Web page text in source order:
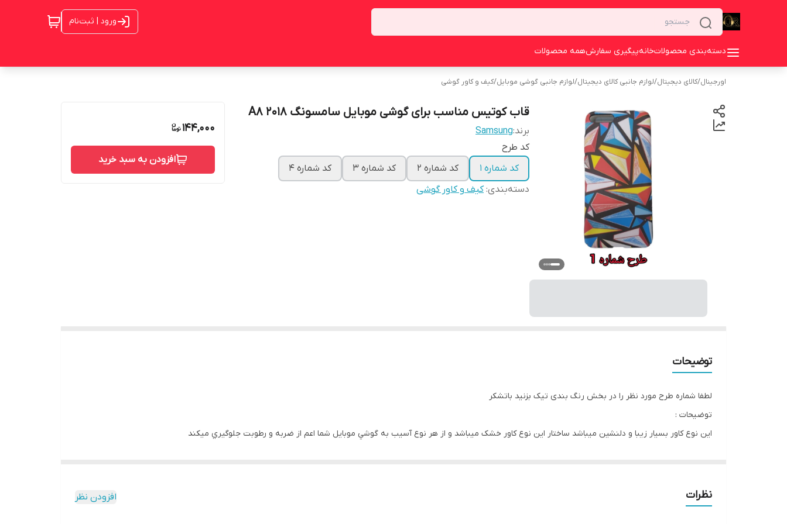
ورود | ثبت‌نام
دسته‌بندی محصولاتخانهپیگیری سفارشهمه محصولات
اورجینال/کالای دیجیتال/لوازم جانبی کالای دیجیتال/لوازم جانبی گوشی موبایل/کیف و کاور گوشی
قاب کوتیس مناسب برای گوشی موبایل سامسونگ A8 2018
برند:Samsung
کد طرح
کد شماره 1
کد شماره 2 کد شماره 3
کد شماره 4
دسته‌بندی:کیف و کاور گوشی
144,000
افزودن به سبد خرید
توضیحات
لطفا شماره طرح مورد نظر را در بخش رنگ بندی تیک بزنید باتشکر
توضیحات :
اين نوع کاور بسيار زيبا و دلنشين ميباشد ساختار اين نوع کاور خشک ميباشد و از هر نوع آسيب به گوشي موبايل شما اعم از ضربه و رطوبت جلوگيري ميکند
نظرات افزودن نظر